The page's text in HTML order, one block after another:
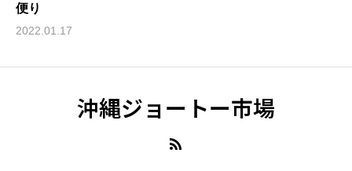
便り
2022.01.17
沖縄ジョートー市場